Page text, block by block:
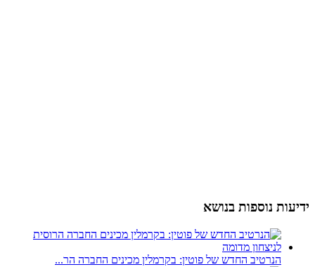
ידיעות נוספות בנושא
הנרטיב החדש של פוטין: בקרמלין מכינים החברה הר...